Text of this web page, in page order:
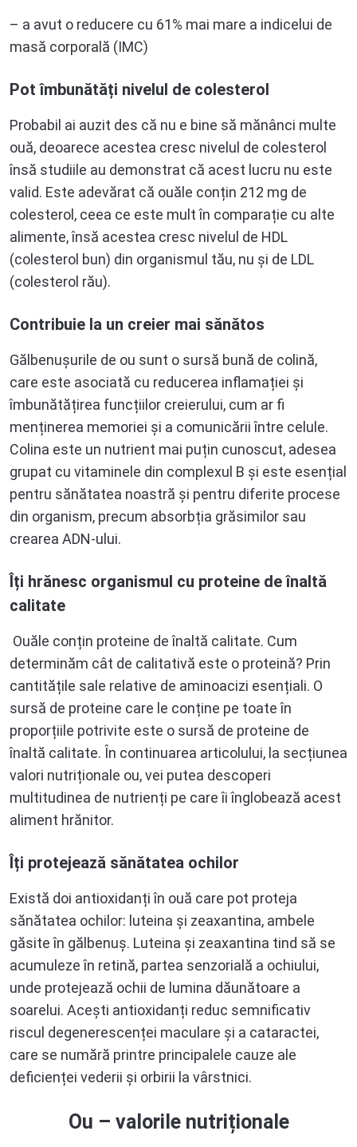
– a avut o reducere cu 61% mai mare a indicelui de
masă corporală (IMC)
Pot îmbunătăți nivelul de colesterol
Probabil ai auzit des că nu e bine să mănânci multe
ouă, deoarece acestea cresc nivelul de colesterol
însă studiile au demonstrat că acest lucru nu este
valid. Este adevărat că ouăle conțin 212 mg de
colesterol, ceea ce este mult în comparație cu alte
alimente, însă acestea cresc nivelul de HDL
(colesterol bun) din organismul tău, nu și de LDL
(colesterol rău).
Contribuie la un creier mai sănătos
Gălbenușurile de ou sunt o sursă bună de colină,
care este asociată cu reducerea inflamației și
îmbunătățirea funcțiilor creierului, cum ar fi
menținerea memoriei și a comunicării între celule.
Colina este un nutrient mai puțin cunoscut, adesea
grupat cu vitaminele din complexul B și este esențial
pentru sănătatea noastră și pentru diferite procese
din organism, precum absorbția grăsimilor sau
crearea ADN-ului.
Îți hrănesc organismul cu proteine de înaltă
calitate
Ouăle conțin proteine ​​de înaltă calitate. Cum
determinăm cât de calitativă este o proteină? Prin
cantitățile sale relative de aminoacizi esențiali. O
sursă de proteine ​​care le conține pe toate în
proporțiile potrivite este o sursă de proteine ​​de
înaltă calitate. În continuarea articolului, la secțiunea
valori nutriționale ou, vei putea descoperi
multitudinea de nutrienți pe care îi înglobează acest
aliment hrănitor.
Îți protejează sănătatea ochilor
Există doi antioxidanți în ouă care pot proteja
sănătatea ochilor: luteina și zeaxantina, ambele
găsite în gălbenuș. Luteina și zeaxantina tind să se
acumuleze în retină, partea senzorială a ochiului,
unde protejează ochii de lumina dăunătoare a
soarelui. Acești antioxidanți reduc semnificativ
riscul degenerescenței maculare și a cataractei,
care se numără printre principalele cauze ale
deficienței vederii și orbirii la vârstnici.
Ou – valorile nutriționale